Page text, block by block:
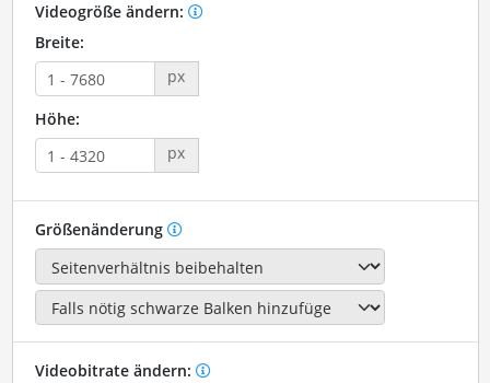
Videogröße ändern:
Breite:
px
Höhe:
px
Größenänderung
Videobitrate ändern: